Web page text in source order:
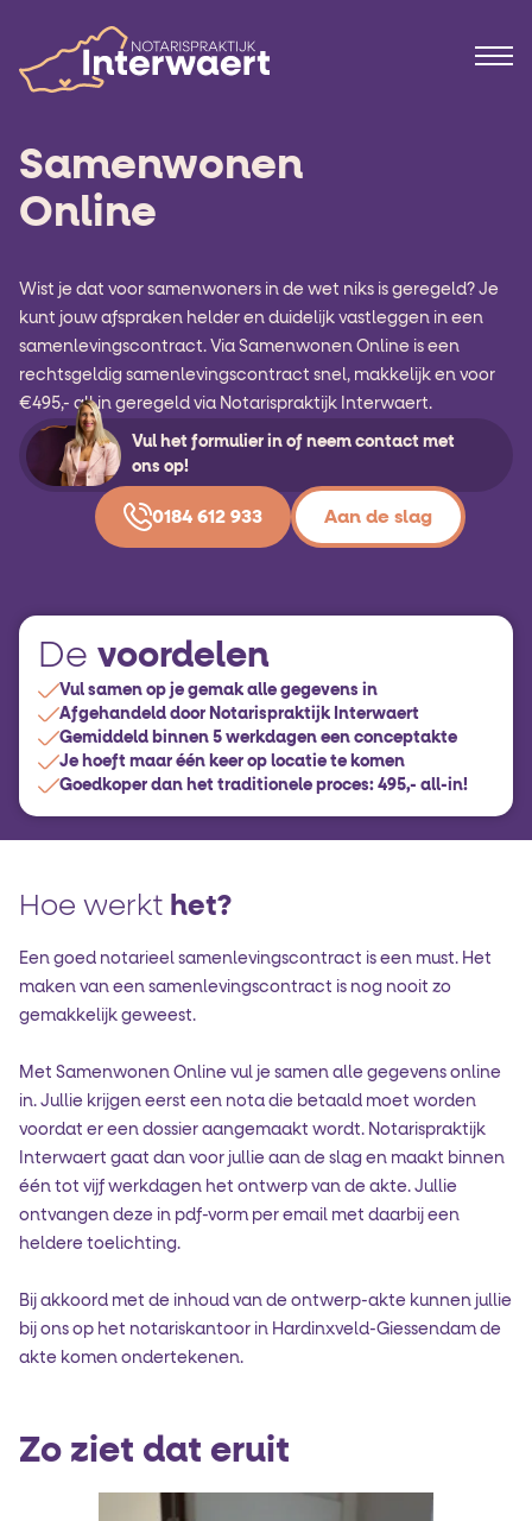
Samenwonen
Online
Wist je dat voor samenwoners in de wet niks is geregeld? Je
kunt jouw afspraken helder en duidelijk vastleggen in een
samenlevingscontract. Via Samenwonen Online is een
rechtsgeldig samenlevingscontract snel, makkelijk en voor
€495,- all in geregeld via Notarispraktijk Interwaert.
Vul het formulier in of neem contact met
ons op!
0184 612 933 Aan de slag
De voordelen
Vul samen op je gemak alle gegevens in
Afgehandeld door Notarispraktijk Interwaert
Gemiddeld binnen 5 werkdagen een conceptakte
Je hoeft maar één keer op locatie te komen
Goedkoper dan het traditionele proces: 495,- all-in!
Hoe werkt het?
Een goed notarieel samenlevingscontract is een must. Het
maken van een samenlevingscontract is nog nooit zo
gemakkelijk geweest.
Met Samenwonen Online vul je samen alle gegevens online
in. Jullie krijgen eerst een nota die betaald moet worden
voordat er een dossier aangemaakt wordt. Notarispraktijk
Interwaert gaat dan voor jullie aan de slag en maakt binnen
één tot vijf werkdagen het ontwerp van de akte. Jullie
ontvangen deze in pdf-vorm per email met daarbij een
heldere toelichting.
Bij akkoord met de inhoud van de ontwerp-akte kunnen jullie
bij ons op het notariskantoor in Hardinxveld-Giessendam de
akte komen ondertekenen.
Zo ziet dat eruit